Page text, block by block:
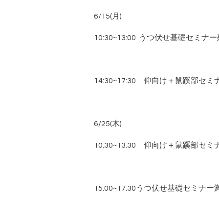
6/15(月)
10:30~13:00 うつ伏せ基礎セミナー
14:30~17:30 仰向け＋鼠蹊部セミ
6/25(木)
10:30~13:30 仰向け＋鼠蹊部セミ
15:00~17:30うつ伏せ基礎セミナー